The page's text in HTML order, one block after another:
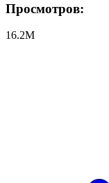
Просмотров:
16.2M